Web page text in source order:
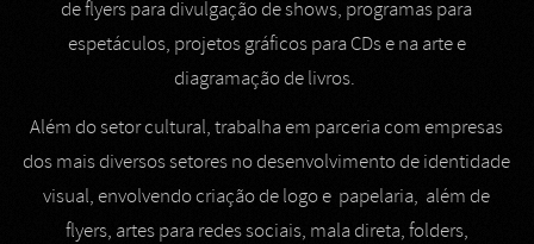
de flyers para divulgação de shows, programas para
espetáculos, projetos gráficos para CDs e na arte e
diagramação de livros.
Além do setor cultural, trabalha em parceria com empresas
dos mais diversos setores no desenvolvimento de identidade
visual, envolvendo criação de logo e papelaria, além de
flyers, artes para redes sociais, mala direta, folders,